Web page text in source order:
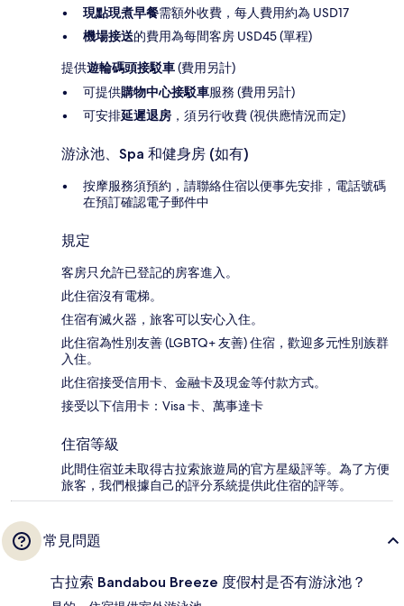
現點現煮早餐需額外收費，每人費用約為 USD17
機場接送的費用為每間客房 USD45 (單程)
提供遊輪碼頭接駁車(費用另計)
可提供購物中心接駁車服務 (費用另計)
可安排延遲退房 ，須另行收費 (視供應情況而定)
游泳池、Spa 和健身房 (如有)
按摩服務須預約，請聯絡住宿以便事先安排，電話號碼
在預訂確認電子郵件中
規定
客房只允許已登記的房客進入。
此住宿沒有電梯。
住宿有滅火器，旅客可以安心入住。
此住宿為性別友善 (LGBTQ+ 友善) 住宿，歡迎多元性別族群
入住。
此住宿接受信用卡、金融卡及現金等付款方式。
接受以下信用卡：Visa 卡、萬事達卡
住宿等級
此間住宿並未取得古拉索旅遊局的官方星級評等。為了方便
旅客，我們根據自己的評分系統提供此住宿的評等。
常見問題
古拉索 Bandabou Breeze 度假村是否有游泳池？